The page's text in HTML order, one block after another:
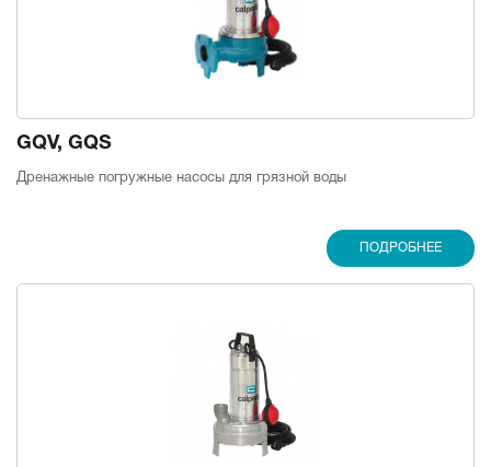
GQV, GQS
Дренажные погружные насосы для грязной воды
ПОДРОБНЕЕ